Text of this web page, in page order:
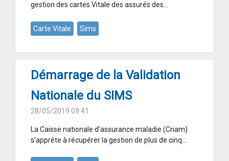
gestion des cartes Vitale des assurés des...
Carte Vitale Sims
Démarrage de la Validation
Nationale du SIMS
28/05/2019 09:41
La Caisse nationale d’assurance maladie (Cnam)
s’apprête à récupérer la gestion de plus de cinq...